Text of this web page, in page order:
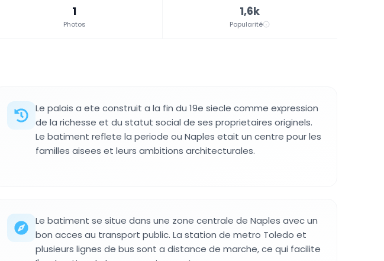
1
Photos
1,6k
Popularité
Le palais a ete construit a la fin du 19e siecle comme expression
de la richesse et du statut social de ses proprietaires originels.
Le batiment reflete la periode ou Naples etait un centre pour les
familles aisees et leurs ambitions architecturales.
Le batiment se situe dans une zone centrale de Naples avec un
bon acces au transport public. La station de metro Toledo et
plusieurs lignes de bus sont a distance de marche, ce qui facilite